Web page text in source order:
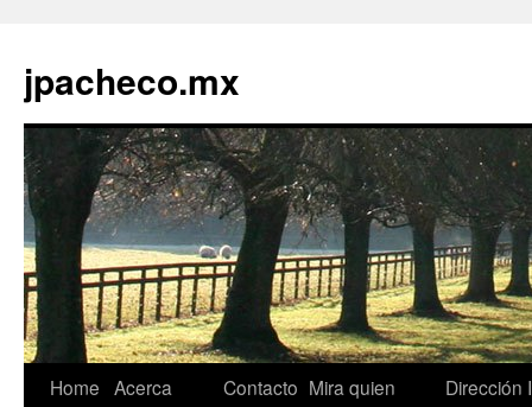
jpacheco.mx
Skip
Home Acerca
Contacto Mira quien
Dirección